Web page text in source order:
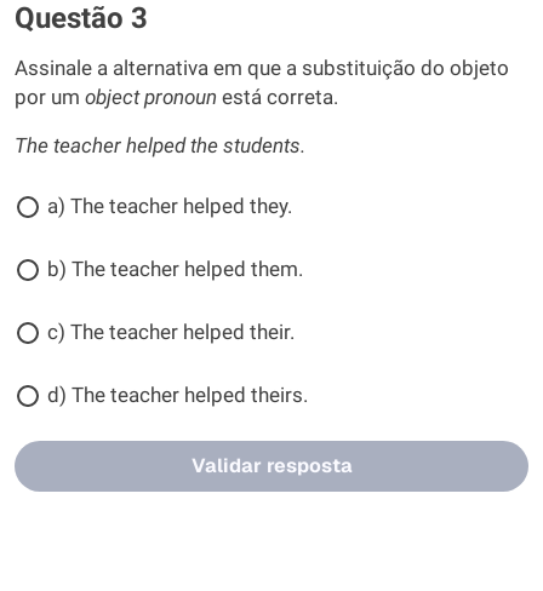
Questão 3
Assinale a alternativa em que a substituição do objeto
por um object pronoun está correta.
The teacher helped the students.
a) The teacher helped they.
b) The teacher helped them.
c) The teacher helped their.
d) The teacher helped theirs.
Validar resposta